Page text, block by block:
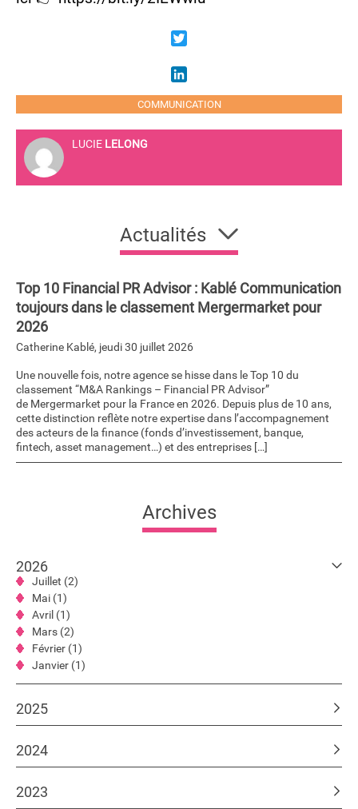
COMMUNICATION
LUCIE LELONG
Actualités
Top 10 Financial PR Advisor : Kablé Communication
toujours dans le classement Mergermarket pour
2026
Catherine Kablé, jeudi 30 juillet 2026
Une nouvelle fois, notre agence se hisse dans le Top 10 du
classement “M&A Rankings – Financial PR Advisor”
de Mergermarket pour la France en 2026. Depuis plus de 10 ans,
cette distinction reflète notre expertise dans l’accompagnement
des acteurs de la finance (fonds d’investissement, banque,
fintech, asset management…) et des entreprises […]
Archives
2026
Juillet (2)
Mai (1)
Avril (1)
Mars (2)
Février (1)
Janvier (1)
2025
2024
2023